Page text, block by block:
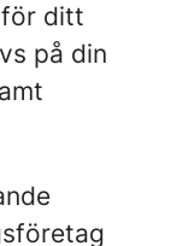
ditt
på din